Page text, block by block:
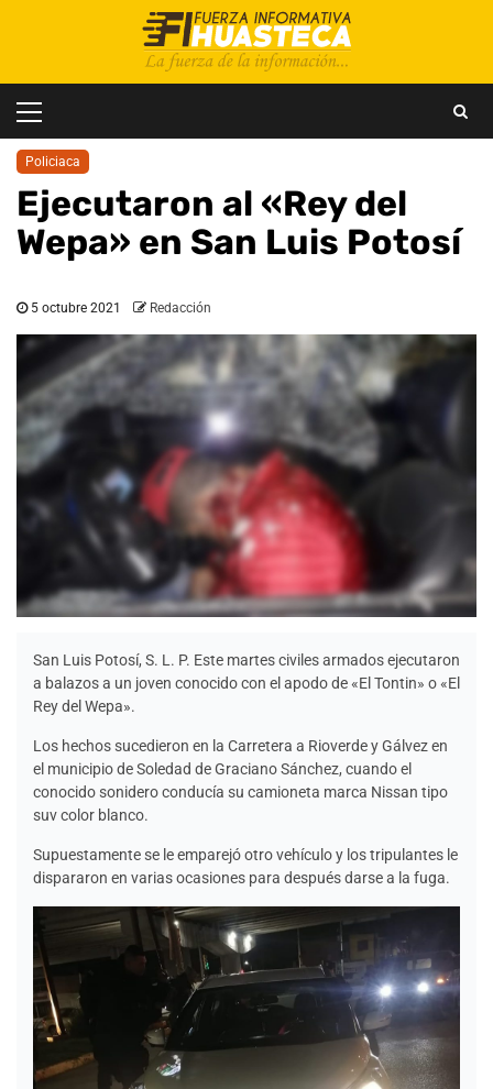
principal
Policiaca
Ejecutaron al «Rey del
Wepa» en San Luis Potosí
5 octubre 2021 Redacción
San Luis Potosí, S. L. P. Este martes civiles armados ejecutaron
a balazos a un joven conocido con el apodo de «El Tontin» o «El
Rey del Wepa».
Los hechos sucedieron en la Carretera a Rioverde y Gálvez en
el municipio de Soledad de Graciano Sánchez, cuando el
conocido sonidero conducía su camioneta marca Nissan tipo
suv color blanco.
Supuestamente se le emparejó otro vehículo y los tripulantes le
dispararon en varias ocasiones para después darse a la fuga.